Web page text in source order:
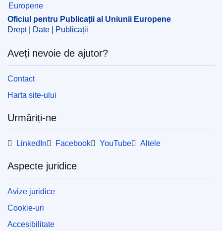
OJ : JOC_2016_372_R_0002
Oficiul pentru Publicații al Uniunii Europene
Drept | Date | Publicații
Aveți nevoie de ajutor?
Contact
Harta site-ului
Urmăriți-ne
LinkedIn Facebook YouTube Altele
Aspecte juridice
Avize juridice
Cookie-uri
Accesibilitate